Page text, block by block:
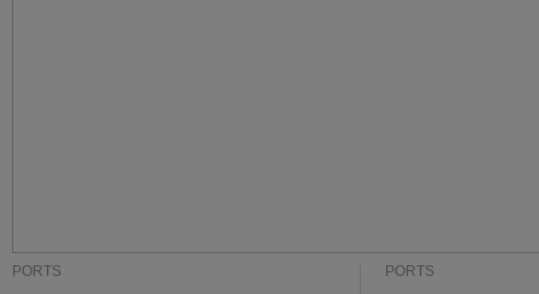
PORTS PORTS